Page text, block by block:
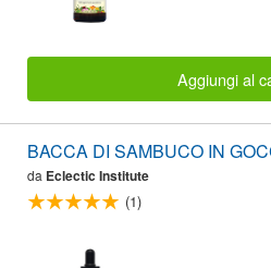
Aggiungi al
BACCA DI SAMBUCO IN
da Eclectic Institute
(1)